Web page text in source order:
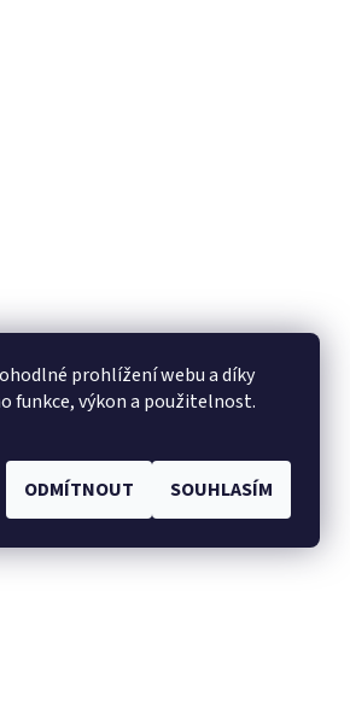
prohlížení webu a díky
funkce, výkon a použitelnost.
ODMÍTNOUT SOUHLASÍM